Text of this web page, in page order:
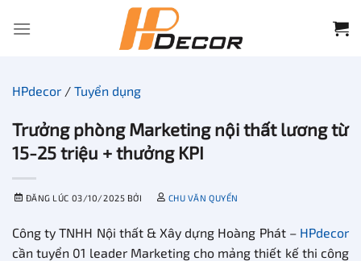
đến
HPdecor / Tuyển dụng
Trưởng phòng Marketing nội thất lương từ
15-25 triệu + thưởng KPI
ĐĂNG LÚC 03/10/2025 BỞI CHU VĂN QUYỂN
Công ty TNHH Nội thất & Xây dựng Hoàng Phát – HPdecor
cần tuyển 01 leader Marketing cho mảng thiết kế thi công